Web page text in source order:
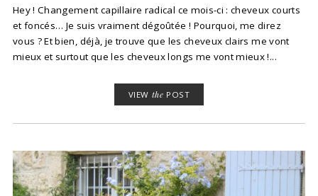
Hey ! Changement capillaire radical ce mois-ci : cheveux courts
et foncés… Je suis vraiment dégoûtée ! Pourquoi, me direz
vous ? Et bien, déjà, je trouve que les cheveux clairs me vont
mieux et surtout que les cheveux longs me vont mieux !...
VIEW the POST